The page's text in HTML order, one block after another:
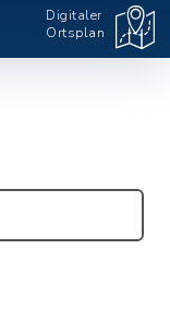
Digitaler
Ortsplan